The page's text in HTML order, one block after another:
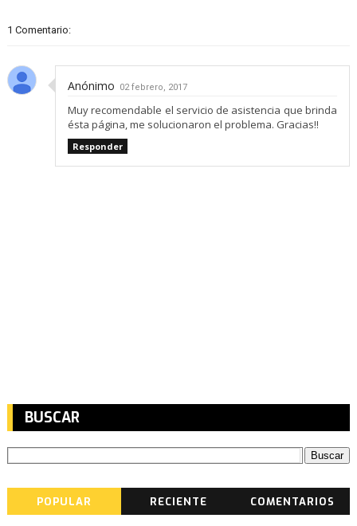
1 Comentario:
Anónimo 02 febrero, 2017
Muy recomendable el servicio de asistencia que brinda
ésta página, me solucionaron el problema. Gracias!!
Responder
BUSCAR
POPULAR RECIENTE COMENTARIOS